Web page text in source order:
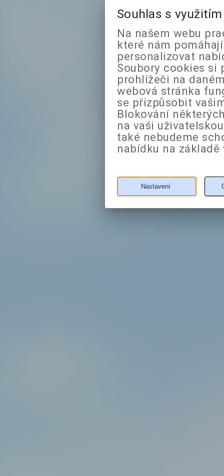
Souhlas s
Na našem webu
které nám
personalizovat
Soubory cookies si
prohlížeči na
webová stránka
se přizpůsobit
Blokování
na vaši
také nebudeme
nabídku na
Nastavení